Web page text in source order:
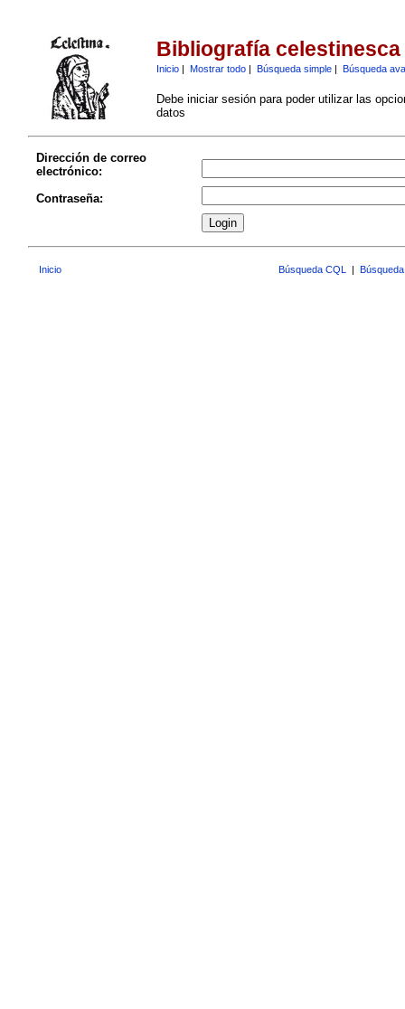
Bibliografía celestinesca
Inicio| Mostrar todo| Búsqueda simple| Búsqueda
Debe iniciar sesión para poder utilizar las
datos
Dirección de correo
electrónico:
Contraseña:
Inicio Búsqueda CQL |